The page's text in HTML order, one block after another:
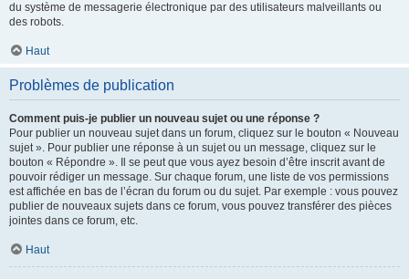
du système de messagerie électronique par des utilisateurs malveillants ou
des robots.
Haut
Problèmes de publication
Comment puis-je publier un nouveau sujet ou une réponse ?
Pour publier un nouveau sujet dans un forum, cliquez sur le bouton « Nouveau
sujet ». Pour publier une réponse à un sujet ou un message, cliquez sur le
bouton « Répondre ». Il se peut que vous ayez besoin d’être inscrit avant de
pouvoir rédiger un message. Sur chaque forum, une liste de vos permissions
est affichée en bas de l’écran du forum ou du sujet. Par exemple : vous pouvez
publier de nouveaux sujets dans ce forum, vous pouvez transférer des pièces
jointes dans ce forum, etc.
Haut